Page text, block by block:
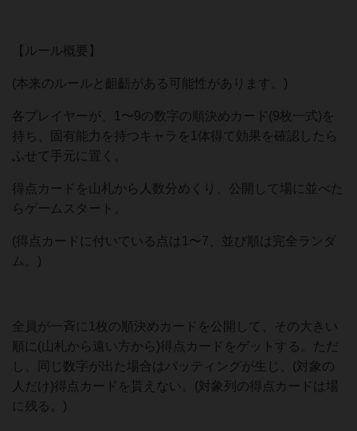
【ルール概要】
(本来のルールと齟齬がある可能性があります。)
各プレイヤーが、1〜9の数字の順決めカード(9枚一式)を
持ち、固有能力を持つキャラを1体得て効果を確認したら
ふせて手元に置く。
得点カードを山札から人数分めくり、公開して場に並べた
らゲームスタート。
(得点カードに付いている点は1〜7、並び順は完全ランダ
ム。)
全員が一斉に1枚の順決めカードを公開して、その大きい
順に(山札から遠い方から)得点カードをゲットする。ただ
し、同じ数字が出た場合はバッティングが生じ、(対象の
人だけ)得点カードを貰えない。(対象列の得点カードは場
に残る。)